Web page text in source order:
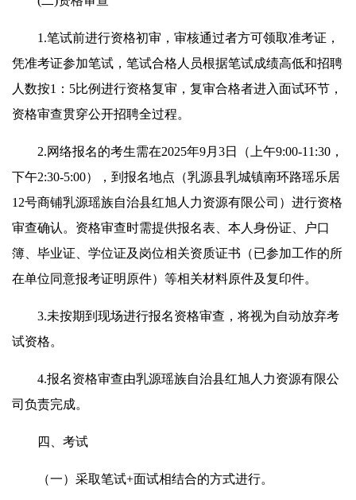
1.笔试前进行资格初审，审核通过者方可领取准考证，
凭准考证参加笔试，笔试合格人员根据笔试成绩高低和招聘
人数按1：5比例进行资格复审，复审合格者进入面试环节，
资格审查贯穿公开招聘全过程。
2.网络报名的考生需在2025年9月3日（上午9:00-11:30，
下午2:30-5:00），到报名地点（乳源县乳城镇南环路瑶乐居
12号商铺乳源瑶族自治县红旭人力资源有限公司）进行资格
审查确认。资格审查时需提供报名表、本人身份证、户口
簿、毕业证、学位证及岗位相关资质证书（已参加工作的所
在单位同意报考证明原件）等相关材料原件及复印件。
3.未按期到现场进行报名资格审查，将视为自动放弃考
试资格。
4.报名资格审查由乳源瑶族自治县红旭人力资源有限公
司负责完成。
四、考试
（一）采取笔试+面试相结合的方式进行。